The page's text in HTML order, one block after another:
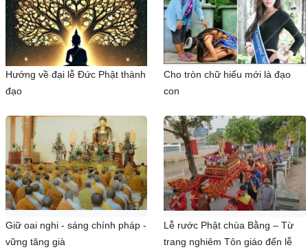
Hướng về đại lễ Đức Phật thành
đạo
Cho tròn chữ hiếu mới là đạo
con
Giữ oai nghi - sáng chính pháp -
vững tăng già
Lễ rước Phật chùa Bằng – Từ
trang nghiêm Tôn giáo đến lễ